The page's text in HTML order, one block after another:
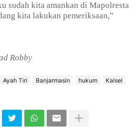
sudah kita amankan di Mapolresta
kita lakukan pemeriksaan,”
Robby
Ayah Tiri Banjarmasin hukum
Kalsel